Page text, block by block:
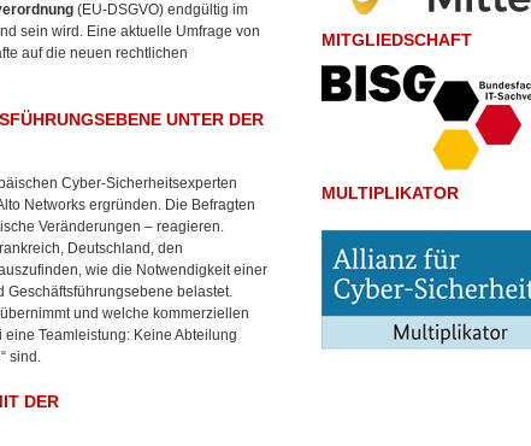
(EU-DSGVO) endgültig im
sein wird. Eine aktuelle Umfrage von
auf die neuen rechtlichen
UNTER DER
Cyber-Sicherheitsexperten
Networks ergründen. Die Befragten
Veränderungen – reagieren.
Deutschland, den
wie die Notwendigkeit einer
belastet.
und welche kommerziellen
Teamleistung: Keine Abteilung
sind.
DER
MITGLIEDSCHAFT
MULTIPLIKATOR